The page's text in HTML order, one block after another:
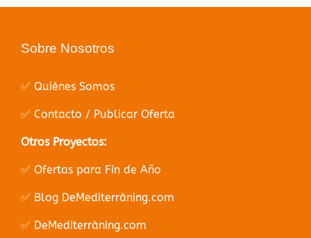
Sobre Nosotros
✅ Quiénes Somos
✅ Contacto / Publicar Oferta
Otros Proyectos:
✅ Ofertas para Fin de Año
✅ Blog DeMediterràning.com
✅ DeMediterràning.com